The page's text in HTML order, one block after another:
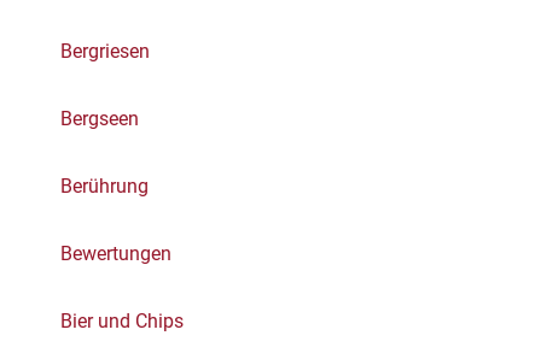
Bergriesen
Bergseen
Berührung
Bewertungen
Bier und Chips